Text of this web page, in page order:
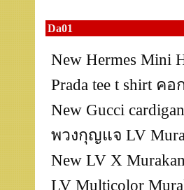
Da01
New Hermes Mini
Prada tee t shirt
New Gucci
พวงกุญแจ LV
New LV X
LV Multicolor